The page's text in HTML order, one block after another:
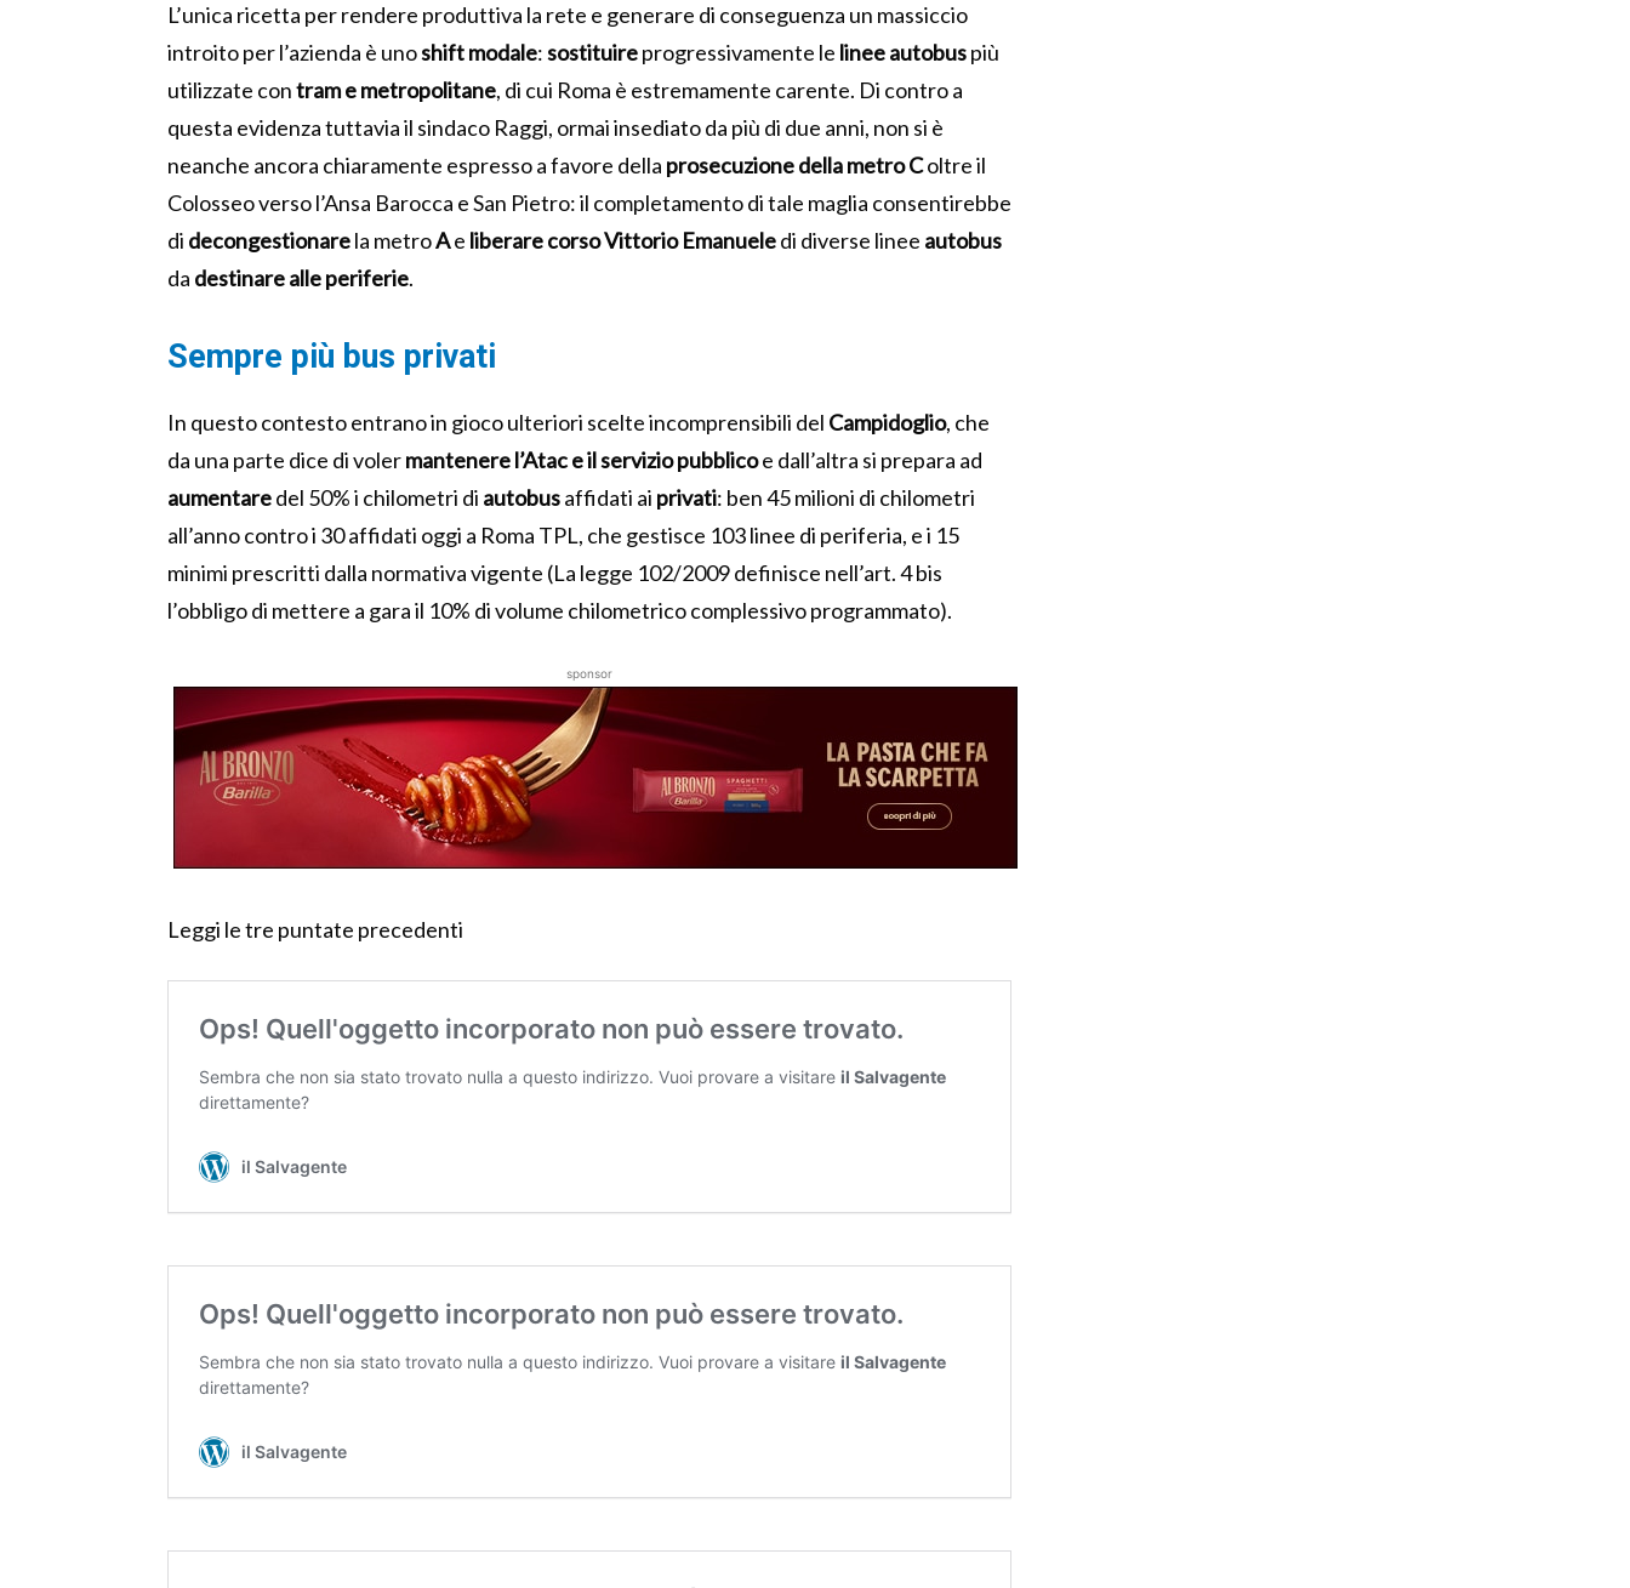
L’unica ricetta per rendere produttiva la rete e generare di conseguenza un massiccio
introito per l’azienda è unoshift modale:sostituireprogressivamente le linee autobuspiù
utilizzate contram e metropolitane, di cui Roma è estremamente carente. Di contro a
questa evidenza tuttavia il sindaco Raggi, ormai insediato da più di due anni, non si è
neanche ancora chiaramente espresso a favore della prosecuzione della metro Coltre il
Colosseo verso l’Ansa Barocca e San Pietro: il completamento di tale maglia consentirebbe
di decongestionarela metroAe liberarecorso Vittorio Emanueledi diverse linee autobus
da destinare alle periferie.
Sempre più bus privati
In questo contesto entrano in gioco ulteriori scelte incomprensibili del Campidoglio, che
da una parte dice di volermantenere l’Atac e il servizio pubblicoe dall’altra si prepara ad
aumentaredel 50% i chilometri di autobusaffidati ai privati: ben 45 milioni di chilometri
all’anno contro i 30 affidati oggi a Roma TPL, che gestisce 103 linee di periferia, e i 15
minimi prescritti dalla normativa vigente (La legge 102/2009 definisce nell’art. 4 bis
l’obbligo di mettere a gara il 10% di volume chilometrico complessivo programmato).
sponsor
Leggi le tre puntate precedenti